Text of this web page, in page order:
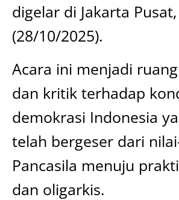
digelar di Jakarta Pusat,
(28/10/2025).
Acara ini menjadi
dan kritik terhadap
demokrasi Indonesia
telah bergeser dari
Pancasila menuju
dan oligarkis.